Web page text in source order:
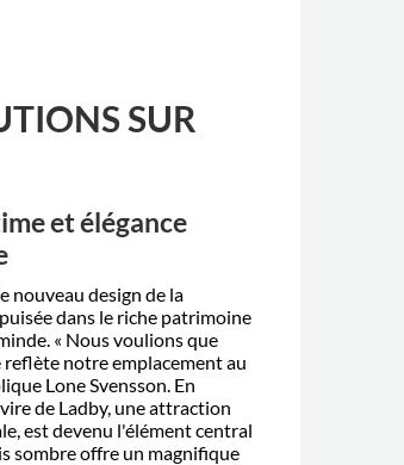
SUR
et élégance
nouveau design de la
dans le riche patrimoine
« Nous voulions que
reflète notre emplacement au
Lone Svensson. En
de Ladby, une attraction
est devenu l'élément central
sombre offre un magnifique